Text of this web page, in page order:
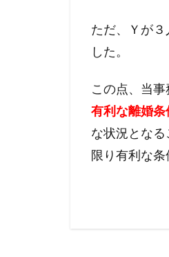
ただ、Ｙが３
した。
この点、当事
有利な離婚条
な状況となる
限り有利な